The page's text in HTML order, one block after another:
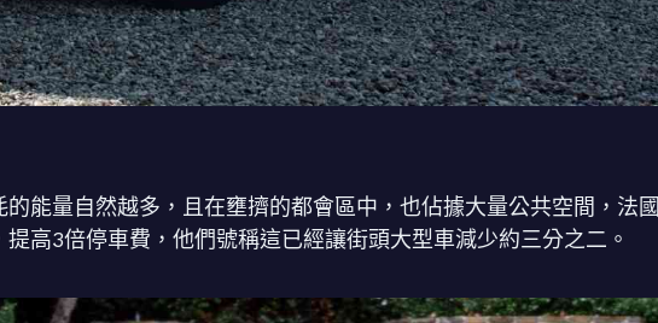
能量自然越多，且在壅擠的都會區中，也佔據大量公共空間，法國
高3倍停車費，他們號稱這已經讓街頭大型車減少約三分之二。